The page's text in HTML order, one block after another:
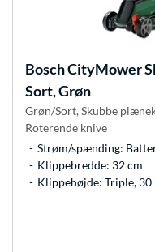
BoschCityMower
Sort, Grøn
Grøn/Sort, Skubbe
Roterende knive
Strøm/spænding:
Klippebredde: 32 cm
Klippehøjde: Triple,